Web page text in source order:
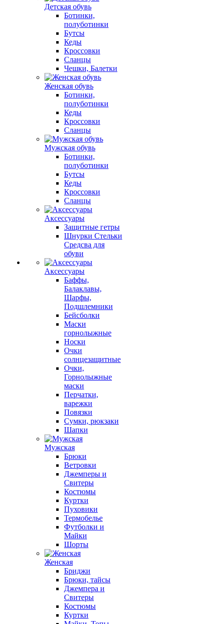
Детская обувь
Ботинки,
полуботинки
Бутсы
Кеды
Кроссовки
Сланцы
Чешки, Балетки
Женская обувь
Ботинки,
полуботинки
Кеды
Кроссовки
Сланцы
Мужская обувь
Ботинки,
полуботинки
Бутсы
Кеды
Кроссовки
Сланцы
Аксессуары
Защитные гетры
Шнурки Стельки
Средсва для
обуви
Аксессуары
Баффы,
Балаклавы,
Шарфы,
Подшлемники
Бейсболки
Маски
горнолыжные
Носки
Очки
солнцезащитные
Очки,
Горнолыжные
маски
Перчатки,
варежки
Повязки
Сумки, рюкзаки
Шапки
Мужская
Брюки
Ветровки
Джемперы и
Свитеры
Костюмы
Куртки
Пуховики
Термобелье
Футболки и
Майки
Шорты
Женская
Бриджи
Брюки, тайсы
Джемпера и
Свитеры
Костюмы
Куртки